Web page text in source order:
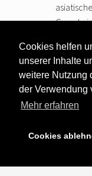
Cookies helfen
unserer Inhalte
weitere Nutzung
der Verwendung
Mehr erfahren
Cookies
Gerade
Datenschutzerklärung
Teilnahmebedingungen
Bildnachweise